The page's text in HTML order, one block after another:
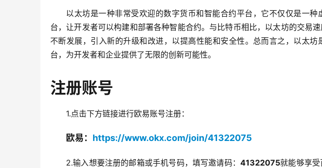
以太坊是一种非常受欢迎的数字货币和智能合约平台，它不仅仅是一
台，让开发者可以构建和部署各种智能合约。与比特币相比，以太坊的交易
不断发展，引入新的升级和改进，以提高性能和安全性。总而言之，以太
台，为开发者和企业提供了无限的创新可能性。
注册账号
1.点击下方链接进行欧易账号注册：
欧易：​ https://www.okx.com/join/41322075
2.输入想要注册的邮箱或手机号码，填写邀请码： 41322075就能够享